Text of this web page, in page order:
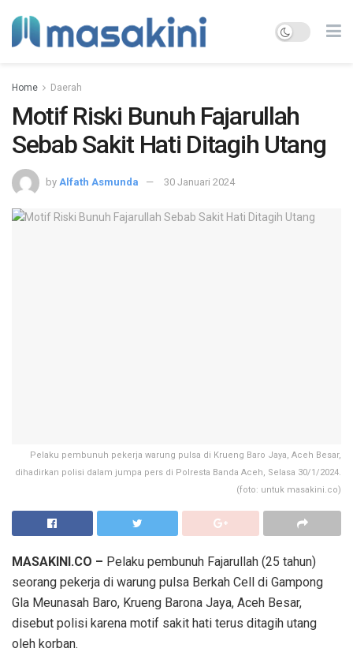
Home Daerah
Motif Riski Bunuh Fajarullah
Sebab Sakit Hati Ditagih Utang
by Alfath Asmunda 30 Januari 2024
Pelaku pembunuh pekerja warung pulsa di Krueng Baro Jaya, Aceh Besar,
dihadirkan polisi dalam jumpa pers di Polresta Banda Aceh, Selasa 30/1/2024.
(foto: untuk masakini.co)
MASAKINI.CO – Pelaku pembunuh Fajarullah (25 tahun)
seorang pekerja di warung pulsa Berkah Cell di Gampong
Gla Meunasah Baro, Krueng Barona Jaya, Aceh Besar,
disebut polisi karena motif sakit hati terus ditagih utang
oleh korban.